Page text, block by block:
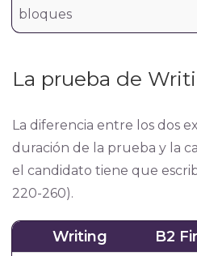
bloques
La prueba de
La diferencia entre los dos
duración de la prueba y la
el candidato tiene que
220-260).
Writing B2